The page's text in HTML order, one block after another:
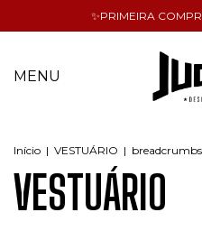
✨PRIMEIRA
MENU
Início | VESTUÁRIO |
VESTUÁRIO